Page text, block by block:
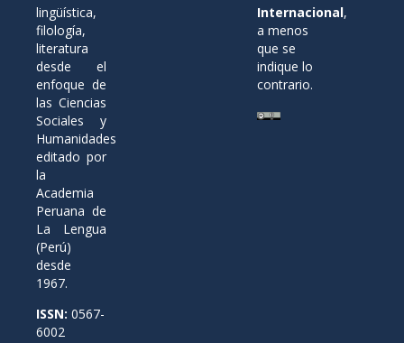
lingüística,
filología,
literatura
desde el
enfoque de
las Ciencias
Sociales y
Humanidades
editado por
la
Academia
Peruana de
La Lengua
(Perú)
desde
1967.
ISSN: 0567-
6002
Internacional,
a menos
que se
indique lo
contrario.